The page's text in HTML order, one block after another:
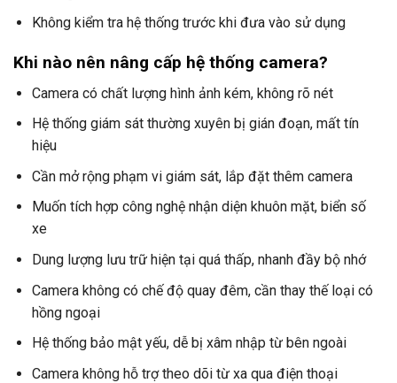
Không kiểm tra hệ thống trước khi đưa vào sử dụng
Khi nào nên nâng cấp hệ thống camera?
Camera có chất lượng hình ảnh kém, không rõ nét
Hệ thống giám sát thường xuyên bị gián đoạn, mất tín
hiệu
Cần mở rộng phạm vi giám sát, lắp đặt thêm camera
Muốn tích hợp công nghệ nhận diện khuôn mặt, biển số
xe
Dung lượng lưu trữ hiện tại quá thấp, nhanh đầy bộ nhớ
Camera không có chế độ quay đêm, cần thay thế loại có
hồng ngoại
Hệ thống bảo mật yếu, dễ bị xâm nhập từ bên ngoài
Camera không hỗ trợ theo dõi từ xa qua điện thoại